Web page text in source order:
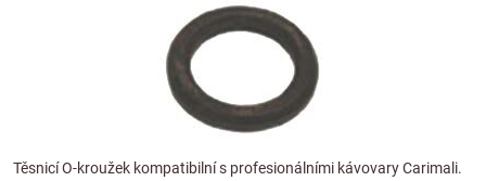
Těsnicí O-kroužek kompatibilní s profesionálními kávovary Carimali.